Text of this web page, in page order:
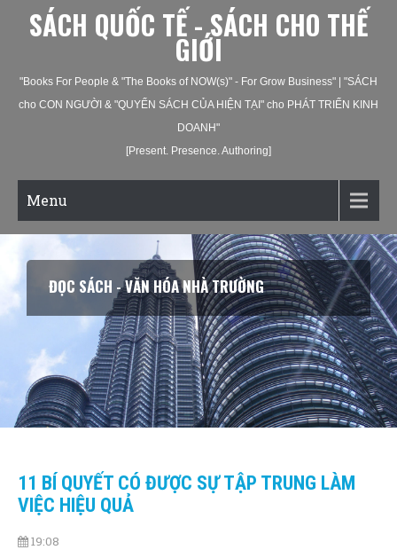
SÁCH QUỐC TẾ - SÁCH CHO THẾ
GIỚI
"Books For People & "The Books of NOW(s)" - For Grow Business" | "SÁCH
cho CON NGƯỜI & "QUYỂN SÁCH CỦA HIỆN TẠI" cho PHÁT TRIỂN KINH
DOANH"
[Present. Presence. Authoring]
Menu
ĐỌC SÁCH - VĂN HÓA NHÀ TRƯỜNG
11 BÍ QUYẾT CÓ ĐƯỢC SỰ TẬP TRUNG LÀM
VIỆC HIỆU QUẢ
19:08